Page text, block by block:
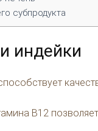
субпродукта
индейки
B12